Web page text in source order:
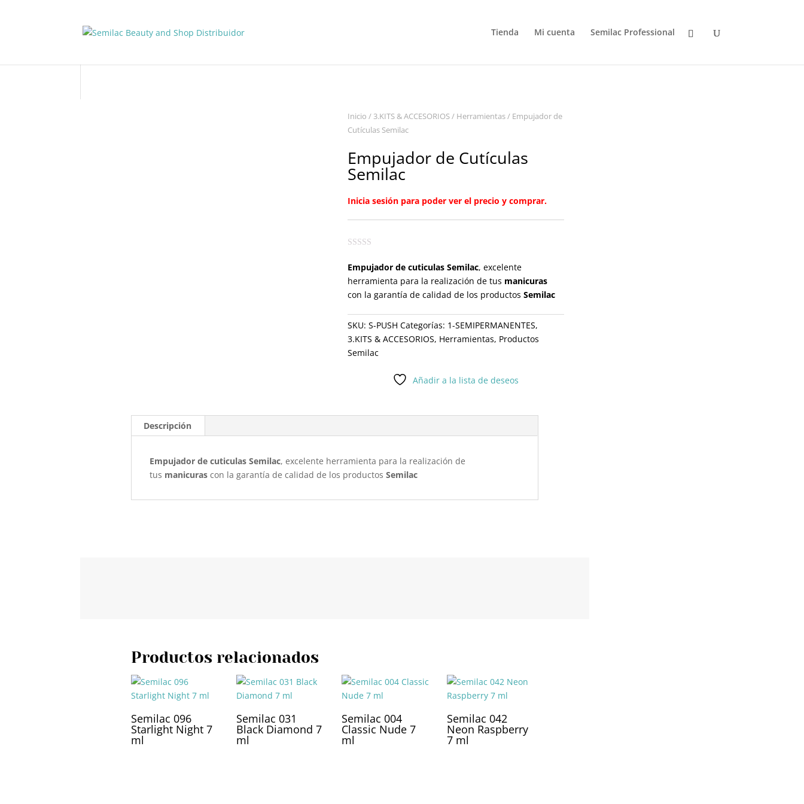
Tienda Mi cuenta Semilac Professional
Inicio / 3.KITS & ACCESORIOS/ Herramientas/ Empujador de
Cutículas Semilac
Empujador de Cutículas
Semilac
Inicia sesión para poder ver el precio y comprar.
Empujador de cuticulas Semilac, excelente
herramienta para la realización de tus manicuras
con la garantía de calidad de los productos Semilac
SKU: S-PUSH Categorías: 1-SEMIPERMANENTES,
3.KITS & ACCESORIOS, Herramientas, Productos
Semilac
Añadir a la lista de deseos
Descripción
Empujador de cuticulas Semilac, excelente herramienta para la realización de
tus manicuras con la garantía de calidad de los productosSemilac
Productos relacionados
Semilac 096
Starlight Night 7
ml
Semilac 031
Black Diamond 7
ml
Semilac 004
Classic Nude 7
ml
Semilac 042
Neon Raspberry
7 ml